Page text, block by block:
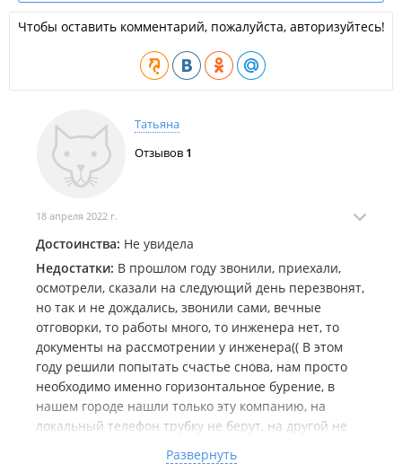
Чтобы оставить комментарий, пожалуйста, авторизуйтесь!
Татьяна
Отзывов 1
18 апреля 2022 г.
Достоинства: Не увидела
Недостатки: В прошлом году звонили, приехали,
осмотрели, сказали на следующий день перезвонят,
но так и не дождались, звонили сами, вечные
отговорки, то работы много, то инженера нет, то
документы на рассмотрении у инженера(( В этом
году решили попытать счастье снова, нам просто
необходимо именно горизонтальное бурение, в
нашем городе нашли только эту компанию, на
локальный телефон трубку не берут, на другой не
вежливо со мной поговорили, попросили скинуть
Развернуть